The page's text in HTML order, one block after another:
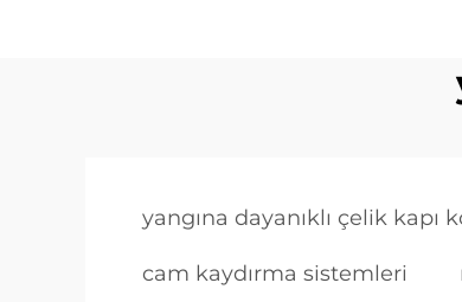
yangına dayanıklı çelik kapı
cam kaydırma sistemleri